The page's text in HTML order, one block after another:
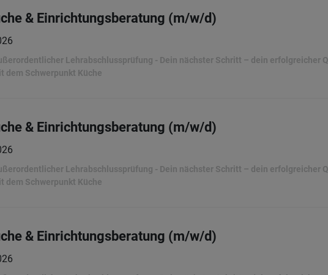
& Einrichtungsberatung (m/w/d)
Lehrabschlussprüfung - Dein nächster Schritt – dein erfolgreicher
dem Schwerpunkt Küche
& Einrichtungsberatung (m/w/d)
Lehrabschlussprüfung - Dein nächster Schritt – dein erfolgreicher
dem Schwerpunkt Küche
& Einrichtungsberatung (m/w/d)